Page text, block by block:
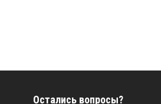
Остались вопросы?